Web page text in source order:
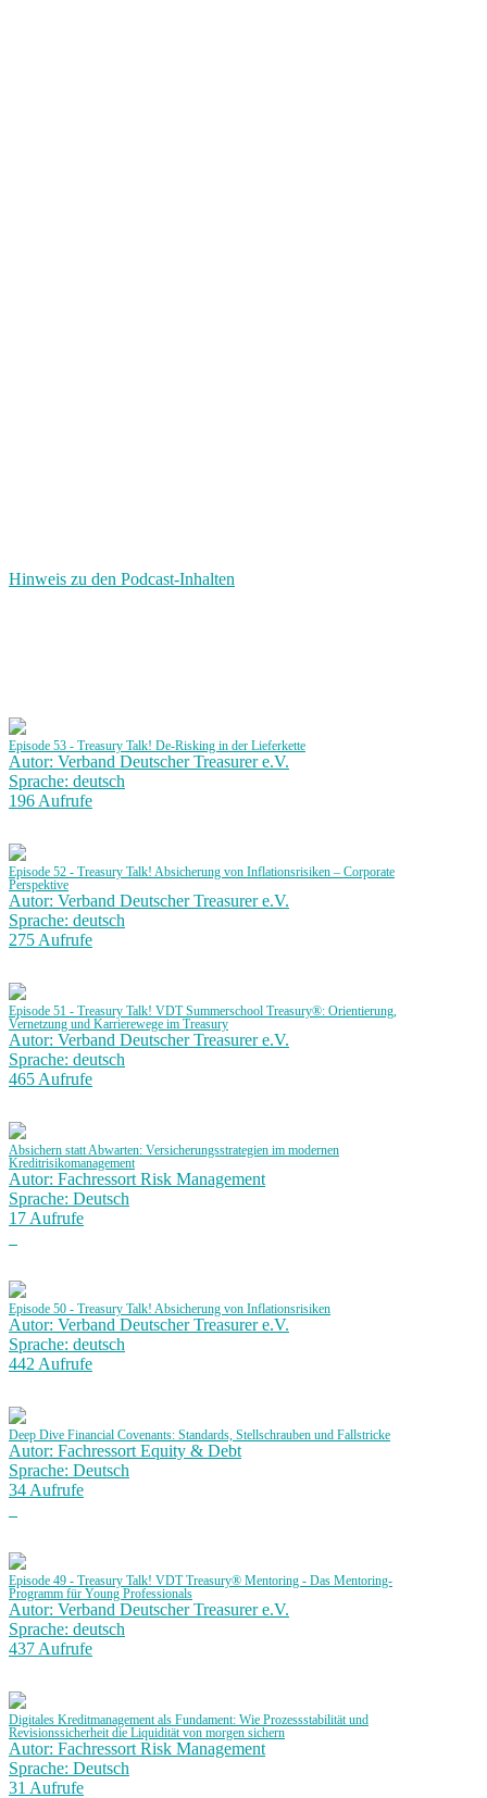
Hinweis zu den Podcast-Inhalten
Episode 53 - Treasury Talk! De-Risking in der Lieferkette
Autor: Verband Deutscher Treasurer e.V.
Sprache: deutsch
196 Aufrufe
Episode 52 - Treasury Talk! Absicherung von Inflationsrisiken – Corporate
Perspektive
Autor: Verband Deutscher Treasurer e.V.
Sprache: deutsch
275 Aufrufe
Episode 51 - Treasury Talk! VDT Summerschool Treasury®: Orientierung,
Vernetzung und Karrierewege im Treasury
Autor: Verband Deutscher Treasurer e.V.
Sprache: deutsch
465 Aufrufe
Absichern statt Abwarten: Versicherungsstrategien im modernen
Kreditrisikomanagement
Autor: Fachressort Risk Management
Sprache: Deutsch
17 Aufrufe
Episode 50 - Treasury Talk! Absicherung von Inflationsrisiken
Autor: Verband Deutscher Treasurer e.V.
Sprache: deutsch
442 Aufrufe
Deep Dive Financial Covenants: Standards, Stellschrauben und Fallstricke
Autor: Fachressort Equity & Debt
Sprache: Deutsch
34 Aufrufe
Episode 49 - Treasury Talk! VDT Treasury® Mentoring - Das Mentoring-
Programm für Young Professionals
Autor: Verband Deutscher Treasurer e.V.
Sprache: deutsch
437 Aufrufe
Digitales Kreditmanagement als Fundament: Wie Prozessstabilität und
Revisionssicherheit die Liquidität von morgen sichern
Autor: Fachressort Risk Management
Sprache: Deutsch
31 Aufrufe